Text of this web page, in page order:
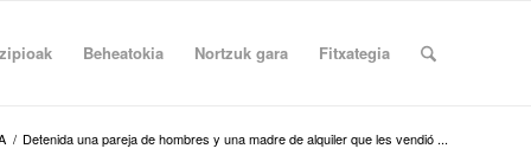
Beheatokia Nortzuk gara Fitxategia
/ Detenida una pareja de hombres y una madre de alquiler que les vendió ...